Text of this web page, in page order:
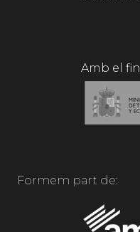
Amb el
Formem part de: